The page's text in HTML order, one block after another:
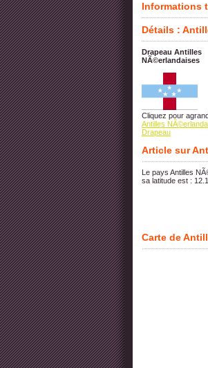
Informations
Détails :
Drapeau Antilles
NÃ©erlandaises
Cliquez pour
Antilles
Drapeau
Article sur
Le pays Antilles
sa latitude est :
Carte de